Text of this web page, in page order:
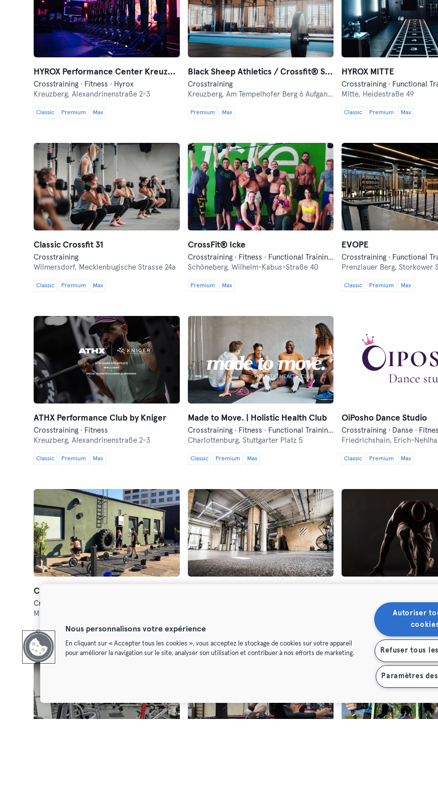
HYROX Performance Center Kreuzberg by Kniger
Crosstraining · Fitness · Hyrox
Kreuzberg,Alexandrinenstraße 2-3
Classic Premium Max
Black Sheep Athletics / Crossfit® Sheep Pack
Crosstraining
Kreuzberg, Am Tempelhofer Berg 6 Aufgang 5
Premium Max
HYROX MITTE
Crosstraining · Functional
Mitte, Heidestraße 49
Classic Premium Max
Classic Crossfit 31
Crosstraining
Wilmersdorf, Mecklenbugische Strasse 24a
Classic Premium Max
CrossFit®️ Icke
Crosstraining · Fitness · Functional Training · Hyrox
Schöneberg, Wilhelm-Kabus-Straße 40
Premium Max
EVOPE
Crosstraining · Functional
Prenzlauer Berg, Storkower
Classic Premium Max
ATHX Performance Club by Kniger
Crosstraining · Fitness
Kreuzberg,Alexandrinenstraße 2-3
Classic Premium Max
Made to Move. | Holistic Health Club
Crosstraining · Fitness · Functional Training · Pilates · Yoga
Charlottenburg, Stuttgarter Platz 5
Classic Premium Max
OiPosho Dance Studio
Friedrichshain, Erich-
Classic Premium Max
CFM Mitte Berlin
Mitte,
Classic Premium Max Premium
Mittelstraße 34
Premium
Nous personnalisons votre expérience
En cliquant sur « Accepter tous les cookies », vous acceptez le stockage de cookies sur votre appareil
pour améliorer la navigation sur le site, analyser son utilisation et contribuer à nos efforts de marketing.
Autoriser
Refuser tous
Paramètres